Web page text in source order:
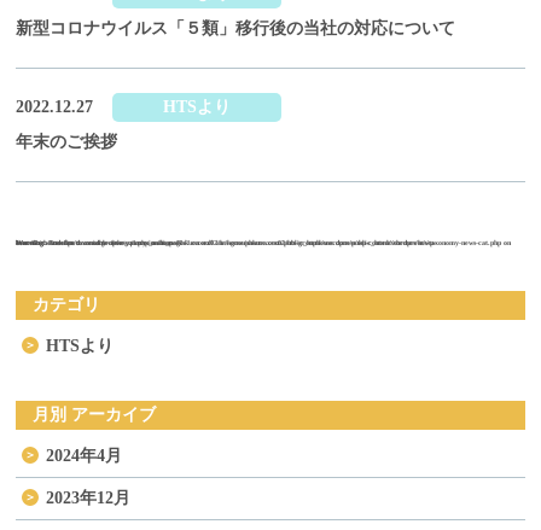
新型コロナウイルス「５類」移行後の当社の対応について
2022.12.27
HTSより
年末のご挨拶
Warning: Undefined variable $the_query in/home/sakuraxex02/hts-grouphome.com/public_html/wordpress/wp-content/themes/hts/taxonomy-news-cat.php
on line47
Warning: Attempt to read property "max_num_pages" on null in
/home/sakuraxex02/hts-grouphome.com/public_html/wordpress/wp-content/themes/hts/taxonomy-news-cat.phpon line47
カテゴリ
HTSより
月別 アーカイブ
2024年4月
2023年12月